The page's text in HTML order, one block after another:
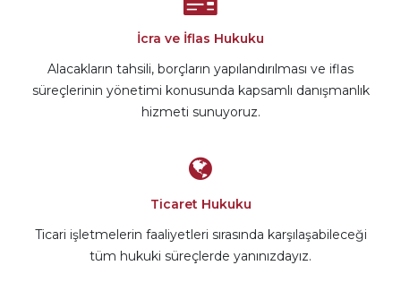
İcra ve İflas Hukuku
Alacakların tahsili, borçların yapılandırılması ve iflas
süreçlerinin yönetimi konusunda kapsamlı danışmanlık
hizmeti sunuyoruz.
Ticaret Hukuku
Ticari işletmelerin faaliyetleri sırasında karşılaşabileceği
tüm hukuki süreçlerde yanınızdayız.